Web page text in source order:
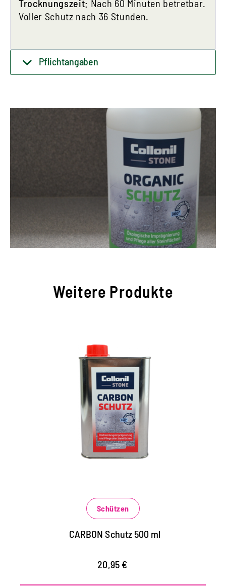
Trocknungszeit: Nach 60 Minuten betretbar.
Voller Schutz nach 36 Stunden.
Pflichtangaben
Weitere Produkte
Universaler
Hochleistungsschutz für
alle Steinflächen
für Steinflächen aller Art im Innen- und
Außenbereich, Fliesen, Betonböden,
Belastungen
verhindert das schnelle Eindringen von
wässrigen, fettigen und öligen
Schützen
CARBON Schutz 500 ml
20,95 €